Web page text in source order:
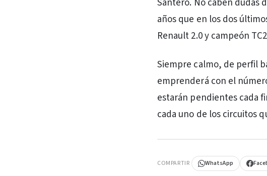
Santero. No caben dudas
años que en los dos
Renault 2.0 y campeón
Siempre calmo, de perfil
emprenderá con el
estarán pendientes cada
cada uno de los circuitos
COMPARTIR WhatsApp